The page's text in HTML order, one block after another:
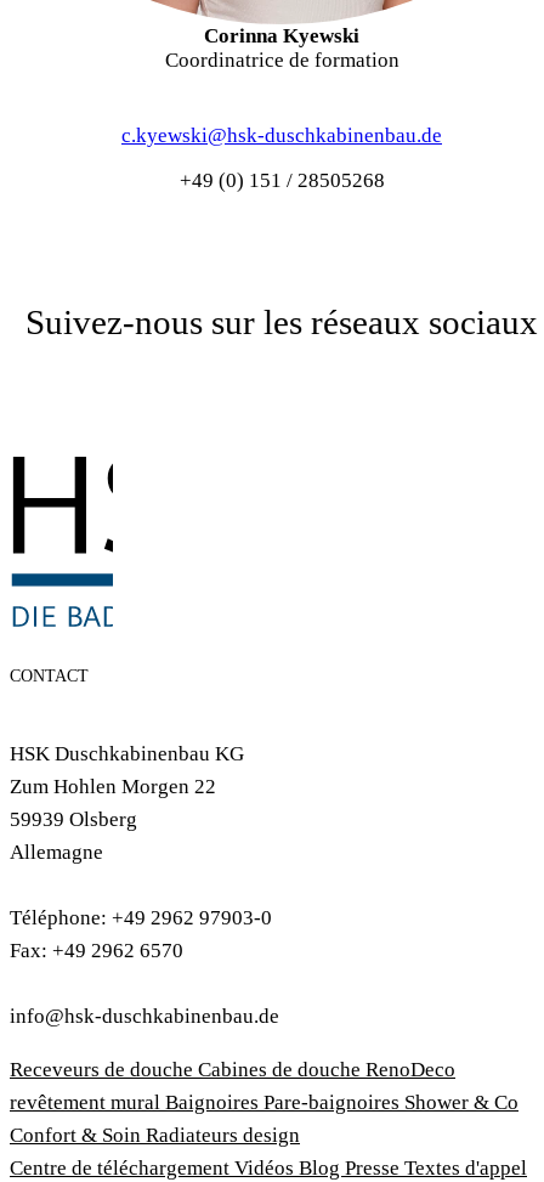
Corinna Kyewski
Coordinatrice de formation
c.kyewski@hsk-duschkabinenbau.de
+49 (0) 151 / 28505268
Suivez-nous sur les réseaux sociaux
CONTACT
HSK Duschkabinenbau KG
Zum Hohlen Morgen 22
59939 Olsberg
Allemagne
Téléphone: +49 2962 97903-0
Fax: +49 2962 6570
info@hsk-duschkabinenbau.de
Receveurs de douche Cabines de douche RenoDeco
revêtement mural Baignoires Pare-baignoires Shower & Co
Confort & Soin Radiateurs design
Centre de téléchargement Vidéos Blog Presse Textes d'appel